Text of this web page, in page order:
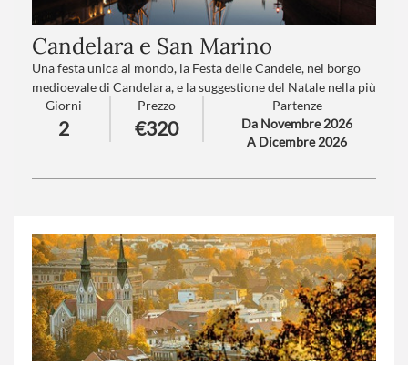
Candelara e San Marino
Una festa unica al mondo, la Festa delle Candele, nel borgo
medioevale di Candelara, e la suggestione del Natale nella più
antica repubblica del Mondo, San Marino, che domina
l'Adriatico.
Giorni
2
Prezzo
€320
Partenze
Da Novembre 2026
A Dicembre 2026